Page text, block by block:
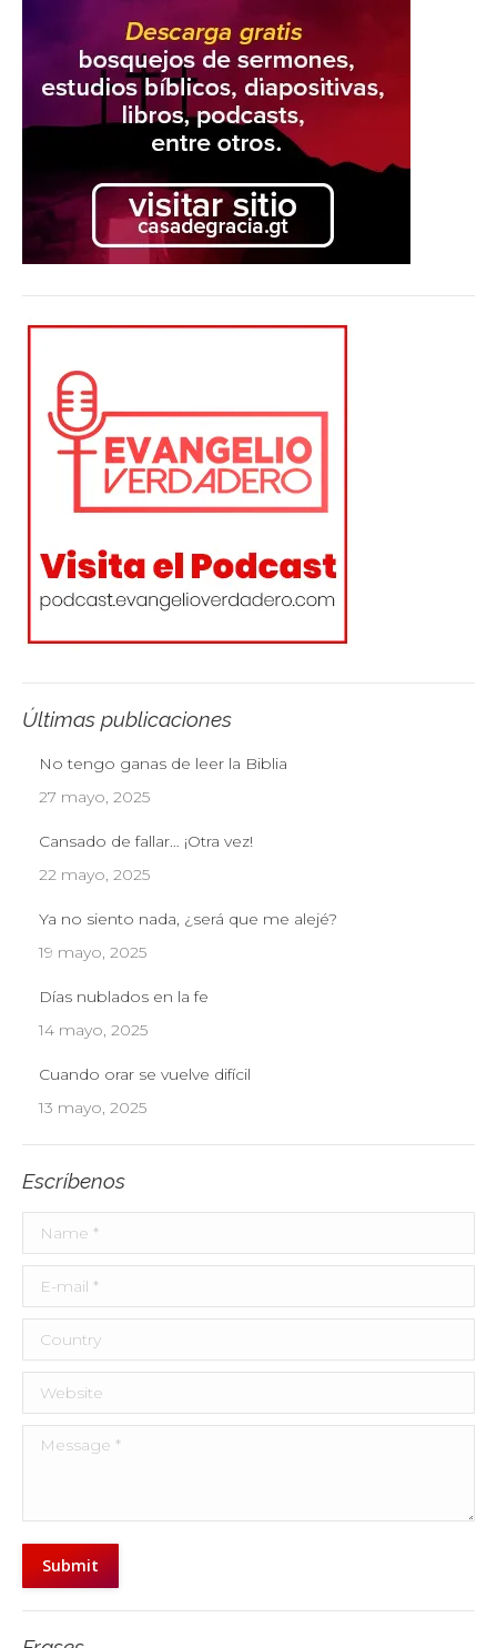
Últimas publicaciones
No tengo ganas de leer la Biblia
27 mayo, 2025
Cansado de fallar… ¡Otra vez!
22 mayo, 2025
Ya no siento nada, ¿será que me alejé?
19 mayo, 2025
Días nublados en la fe
14 mayo, 2025
Cuando orar se vuelve difícil
13 mayo, 2025
Escríbenos
Name *
E-mail *
Country
Website
Message *
Submit